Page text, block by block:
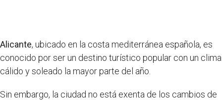
Alicante, ubicado en la costa mediterránea española, es
conocido por ser un destino turístico popular con un clima
cálido y soleado la mayor parte del año.
Sin embargo, la ciudad no está exenta de los cambios de